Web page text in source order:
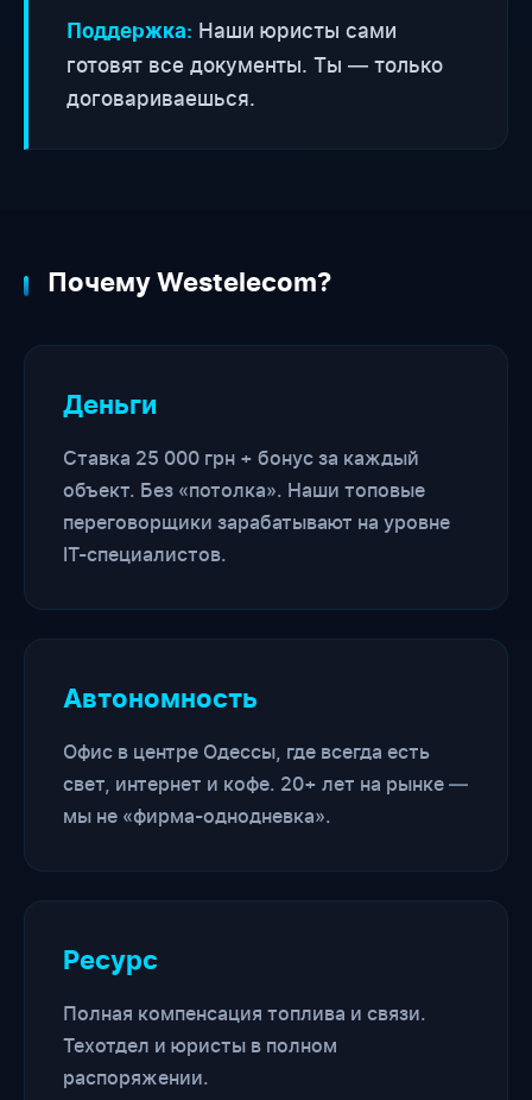
Поддержка: Наши юристы сами
готовят все документы. Ты — только
договариваешься.
Почему Westelecom?
Деньги
Ставка 25 000 грн + бонус за каждый
объект. Без «потолка». Наши топовые
переговорщики зарабатывают на уровне
IT-специалистов.
Автономность
Офис в центре Одессы, где всегда есть
свет, интернет и кофе. 20+ лет на рынке —
мы не «фирма-однодневка».
Ресурс
Полная компенсация топлива и связи.
Техотдел и юристы в полном
распоряжении.